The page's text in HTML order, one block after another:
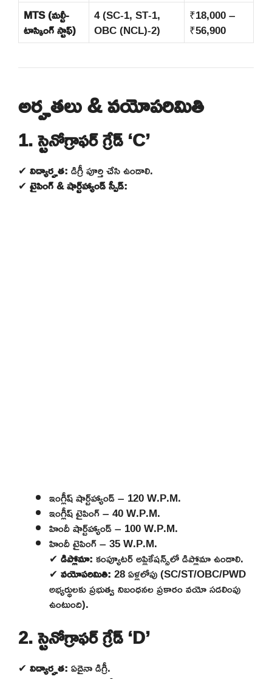
MTS (మల్టీ-
టాస్కింగ్ స్టాఫ్)
4 (SC-1, ST-1,
OBC (NCL)-2)
₹18,000 –
₹56,900
అర్హతలు & వయోపరిమితి
1. స్టెనోగ్రాఫర్ గ్రేడ్ ‘C’
✔విద్యార్హత:డిగ్రీ పూర్తి చేసి ఉండాలి.
✔టైపింగ్ & షార్ట్‌హ్యాండ్ స్పీడ్:
ఇంగ్లీష్ షార్ట్‌హ్యాండ్ – 120 W.P.M.
ఇంగ్లీష్ టైపింగ్ – 40 W.P.M.
హిందీ షార్ట్‌హ్యాండ్ – 100 W.P.M.
హిందీ టైపింగ్ – 35 W.P.M.
✔డిప్లోమా:కంప్యూటర్ అప్లికేషన్స్‌లో డిప్లోమా ఉండాలి.
✔వయోపరిమితి:28 ఏళ్లలోపు (SC/ST/OBC/PWD
అభ్యర్థులకు ప్రభుత్వ నిబంధనల ప్రకారం వయో సడలింపు
ఉంటుంది).
2. స్టెనోగ్రాఫర్ గ్రేడ్ ‘D’
✔విద్యార్హత:ఏదైనా డిగ్రీ.